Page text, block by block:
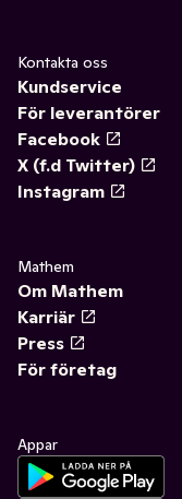
Kontakta oss
Kundservice
För leverantörer
Facebook
X (f.d Twitter)
Instagram
Mathem
Om Mathem
Karriär
Press
För företag
Appar